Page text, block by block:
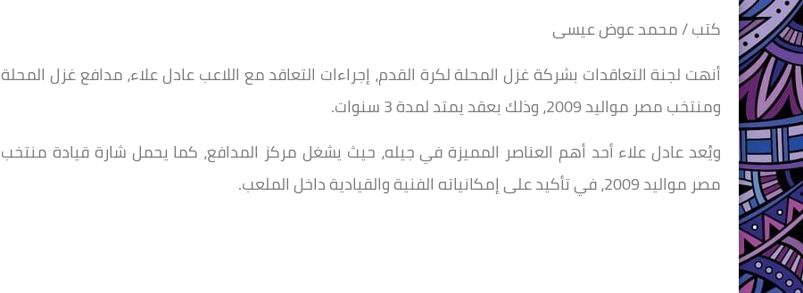
كتب / محمد عوض عيسى
أنهت لجنة التعاقدات بشركة غزل المحلة لكرة القدم، إجراءات التعاقد مع اللاعب عادل علاء، مدافع غزل المحلة
ومنتخب مصر مواليد 2009، وذلك بعقد يمتد لمدة 3 سنوات.
ويُعد عادل علاء أحد أهم العناصر المميزة في جيله، حيث يشغل مركز المدافع، كما يحمل شارة قيادة منتخب
مصر مواليد 2009، في تأكيد على إمكانياته الفنية والقيادية داخل الملعب.